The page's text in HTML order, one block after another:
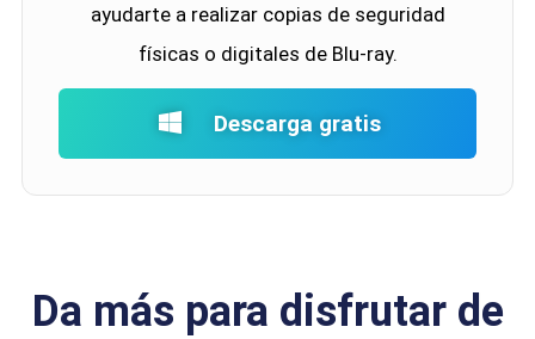
ayudarte a realizar copias de seguridad
físicas o digitales de Blu-ray.
Descarga gratis
Da más para disfrutar de